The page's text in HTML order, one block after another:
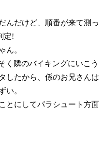
んだけど、順番が来て測っ
定!
ん。
く隣のバイキングにいこう
したから、係のお兄さんは
い。
とにしてパラシュート方面